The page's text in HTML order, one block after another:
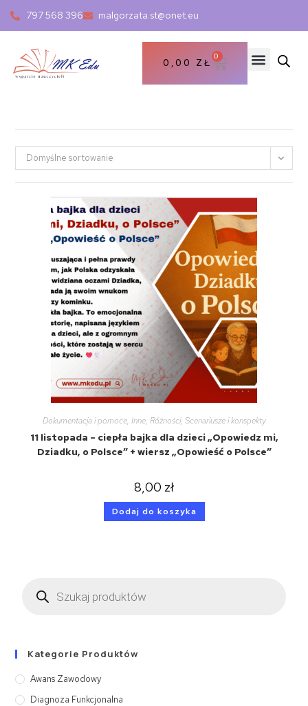
797 568 396 malgorzata.st@onet.eu
0,00 ZŁ
0
Domyślne sortowanie
Dokumentacja i pomoce, Inne, Różności, Scenariusze i konspekty
11 listopada – ciepła bajka dla dzieci „Opowiedz mi,
Dziadku, o Polsce” + wiersz „Opowieść o Polsce”
8,00 zł
Dodaj do koszyka
Kategorie Produktów
Awans Zawodowy
Diagnoza Funkcjonalna